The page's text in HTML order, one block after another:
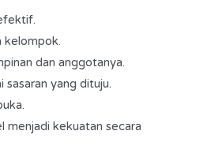
kelompok.
dan anggotanya.
yang dituju.
menjadi kekuatan secara